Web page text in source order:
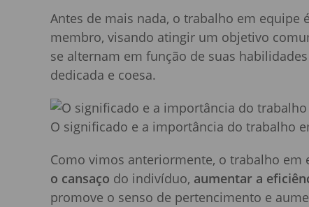
Antes de mais nada, o trabalho em equipe
membro, visando atingir um objetivo
se alternam em função de suas
dedicada e coesa.
O significado e a importância do trabalho
Como vimos anteriormente, o trabalho em
o cansaço do indivíduo, aumentar a
promove o senso de pertencimento e